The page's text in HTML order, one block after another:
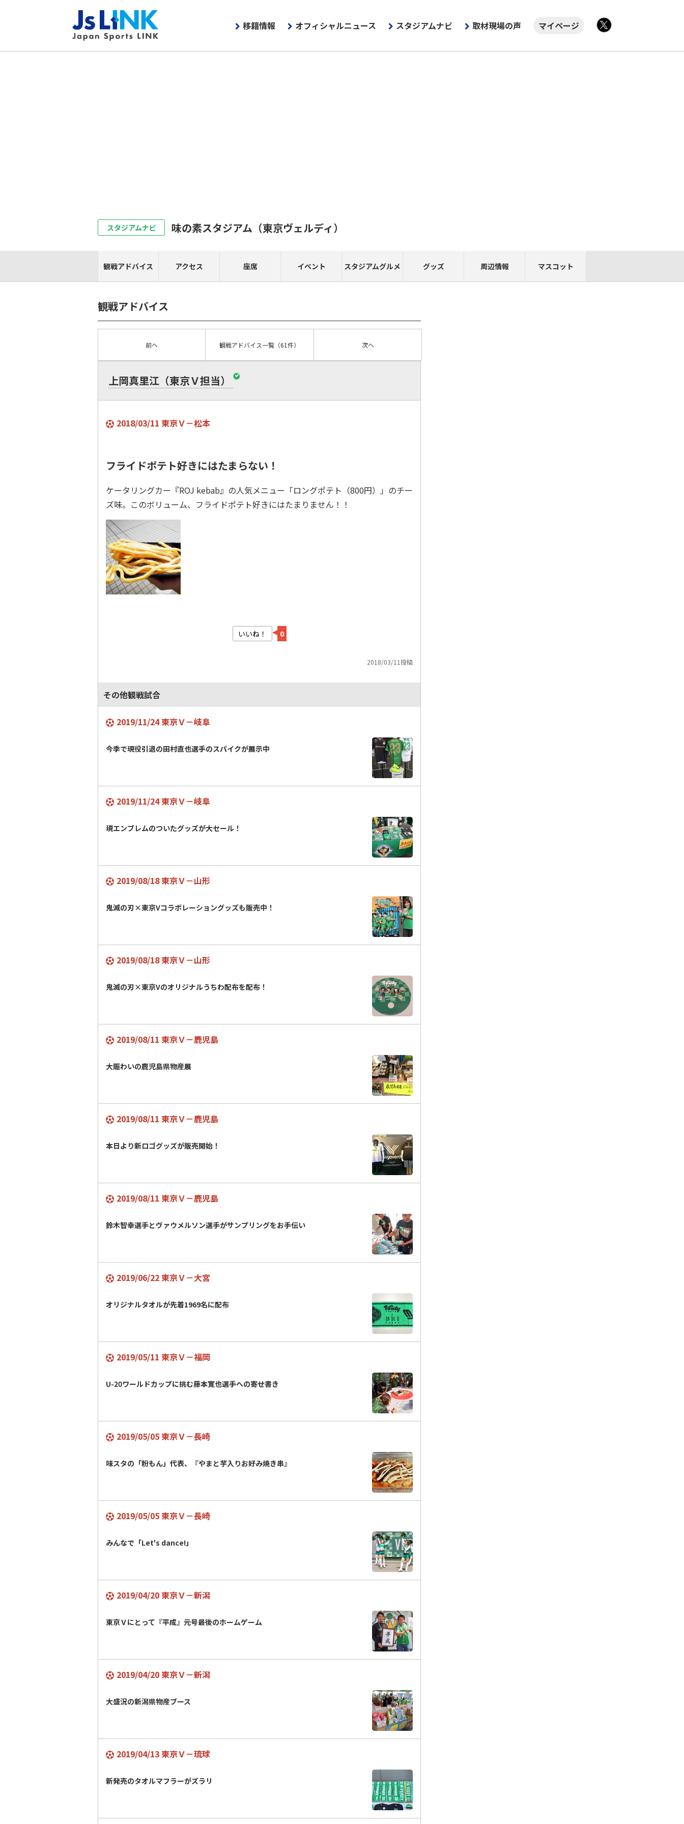
移籍情報 オフィシャルニュース スタジアムナビ 取材現場の声
マイページ
スタジアムナビ 味の素スタジアム （東京ヴェルディ）
観戦アドバイス アクセス 座席 イベント スタジアムグルメ グッズ 周辺情報 マスコット
観戦アドバイス
前へ 観戦アドバイス一覧 （61件） 次へ
上岡真里江（東京Ｖ担当）
2018/03/11 東京Ｖ－松本
フライドポテト好きにはたまらない！
ケータリングカー『ROJ kebab』の人気メニュー「ロングポテト（800円）」のチー
ズ味。このボリューム、フライドポテト好きにはたまりません！！
いいね！ 0
2018/03/11投稿
その他観戦試合
2019/11/24 東京Ｖ－岐阜
今季で現役引退の田村直也選手のスパイクが展示中
2019/11/24 東京Ｖ－岐阜
現エンブレムのついたグッズが大セール！
2019/08/18 東京Ｖ－山形
鬼滅の刃×東京Vコラボレーショングッズも販売中！
2019/08/18 東京Ｖ－山形
鬼滅の刃×東京Vのオリジナルうちわ配布を配布！
2019/08/11 東京Ｖ－鹿児島
大賑わいの鹿児島県物産展
2019/08/11 東京Ｖ－鹿児島
本日より新ロゴグッズが販売開始！
2019/08/11 東京Ｖ－鹿児島
鈴木智幸選手とヴァウメルソン選手がサンプリングをお手伝い
2019/06/22 東京Ｖ－大宮
オリジナルタオルが先着1969名に配布
2019/05/11 東京Ｖ－福岡
U-20ワールドカップに挑む藤本寛也選手への寄せ書き
2019/05/05 東京Ｖ－長崎
味スタの「粉もん」代表、『やまと芋入りお好み焼き串』
2019/05/05 東京Ｖ－長崎
みんなで「Let's dance!」
2019/04/20 東京Ｖ－新潟
東京Ｖにとって『平成』元号最後のホームゲーム
2019/04/20 東京Ｖ－新潟
大盛況の新潟県物産ブース
2019/04/13 東京Ｖ－琉球
新発売のタオルマフラーがズラリ